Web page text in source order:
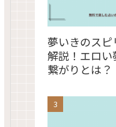
夢いきのス
解説！エロ
繋がりとは？